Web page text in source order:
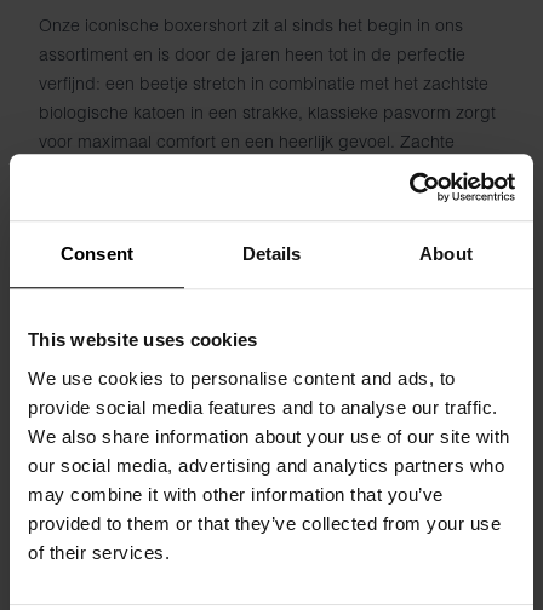
Consent Details About
This website uses cookies
We use cookies to personalise content and ads, to
provide social media features and to analyse our traffic.
We also share information about your use of our site with
our social media, advertising and analytics partners who
may combine it with other information that you’ve
provided to them or that they’ve collected from your use
of their services.
Onze iconische boxershort zit al sinds het begin in ons
assortiment en is door de jaren heen tot in de perfectie
verfijnd: een beetje stretch in combinatie met het zachtste
biologische katoen in een strakke, klassieke pasvorm zorgt
voor maximaal comfort en een heerlijk gevoel. Zachte
elastische tailleband met een discreet logolabel dat de
naad bedekt. ​​De optimale beenlengte en de verstevigde
voorkant met dubbele stoflagen dragen er ook aan bij dat
dit een tijdloze en duurzame favoriet in je ondergoedlade
is.
Materiaal: 94% biologisch katoen, 6% elastaan
Het model op de foto is 185 cm lang en draagt ​​maat M.
Specificatie